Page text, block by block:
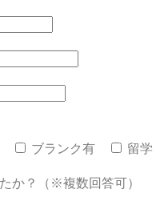
ブランク有 留学
か？（※複数回答可）